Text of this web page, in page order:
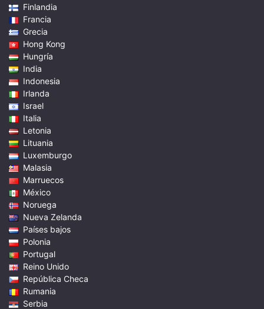
Finlandia
Francia
Grecia
Hong Kong
Hungría
India
Indonesia
Irlanda
Israel
Italia
Letonia
Lituania
Luxemburgo
Malasia
Marruecos
México
Noruega
Nueva Zelanda
Países bajos
Polonia
Portugal
Reino Unido
República Checa
Rumania
Serbia